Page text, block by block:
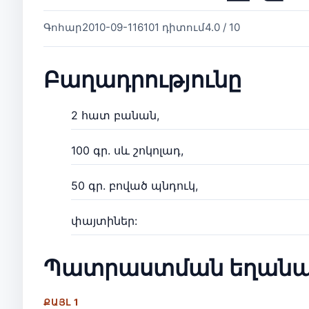
Գոհար2010-09-116101 դիտում4.0 / 10
Բաղադրությունը
2 հատ բանան,
100 գր. սև շոկոլադ,
50 գր. բոված պնդուկ,
փայտիներ:
Պատրաստման
ՔԱՅԼ 1